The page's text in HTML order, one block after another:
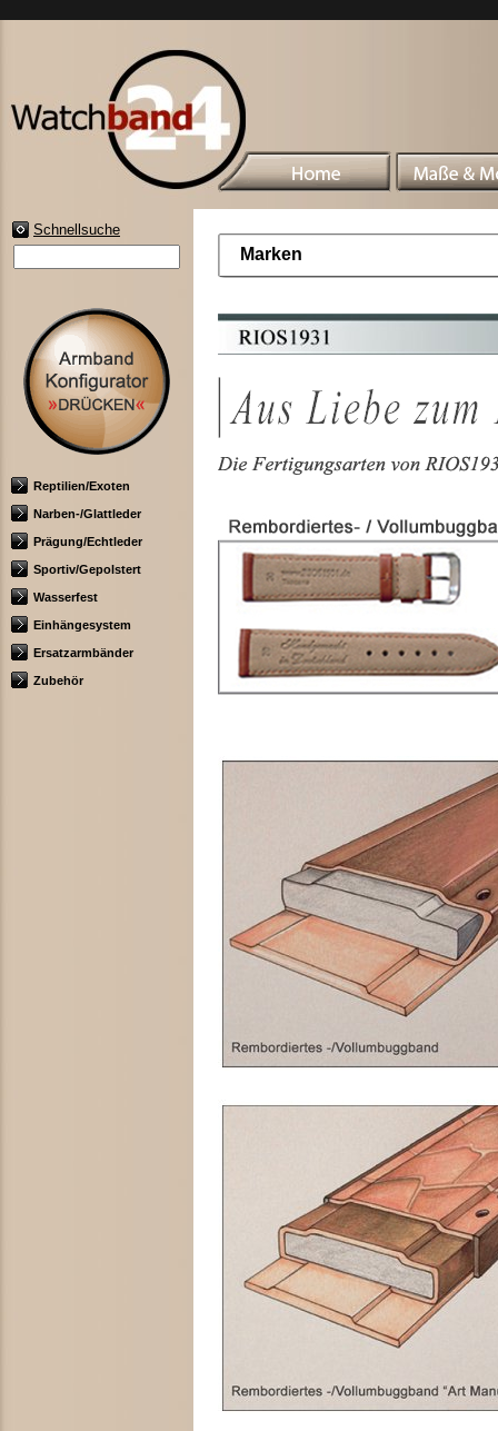
Schnellsuche
Reptilien/Exoten
Narben-/Glattleder
Prägung/Echtleder
Sportiv/Gepolstert
Wasserfest
Einhängesystem
Ersatzarmbänder
Zubehör
Marken